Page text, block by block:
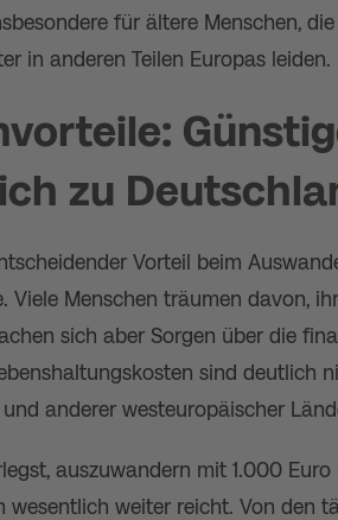
für ältere Menschen,
in anderen Teilen Europas leiden.
zu
Vorteil beim
Viele Menschen träumen davon,
sich aber Sorgen über die
sind deutlich
anderer westeuropäischer
auszuwandern mit 1.000
wesentlich weiter reicht. Von den